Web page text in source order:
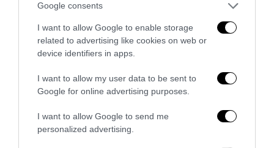
Google consents
I want to allow Google to enable storage
related to advertising like cookies on web or
device identifiers in apps.
I want to allow my user data to be sent to
Google for online advertising purposes.
I want to allow Google to send me
personalized advertising.
La Camera boccia il patentino antifascista per parlare a
Montecitorio: palo clamoroso del Pd
5 Agosto 2026